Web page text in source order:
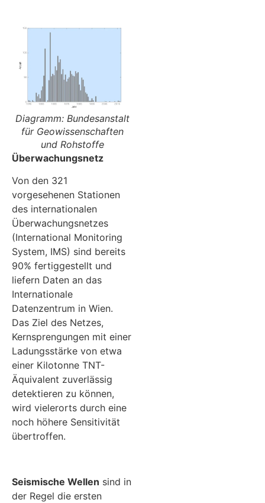
Diagramm: Bundesanstalt
für Geowissenschaften
und Rohstoffe
Überwachungsnetz
Von den 321
vorgesehenen Stationen
des internationalen
Überwachungsnetzes
(International Monitoring
System, IMS) sind bereits
90% fertiggestellt und
liefern Daten an das
Internationale
Datenzentrum in Wien.
Das Ziel des Netzes,
Kernsprengungen mit einer
Ladungsstärke von etwa
einer Kilotonne TNT-
Äquivalent zuverlässig
detektieren zu können,
wird vielerorts durch eine
noch höhere Sensitivität
übertroffen.
Seismische Wellen sind in
der Regel die ersten